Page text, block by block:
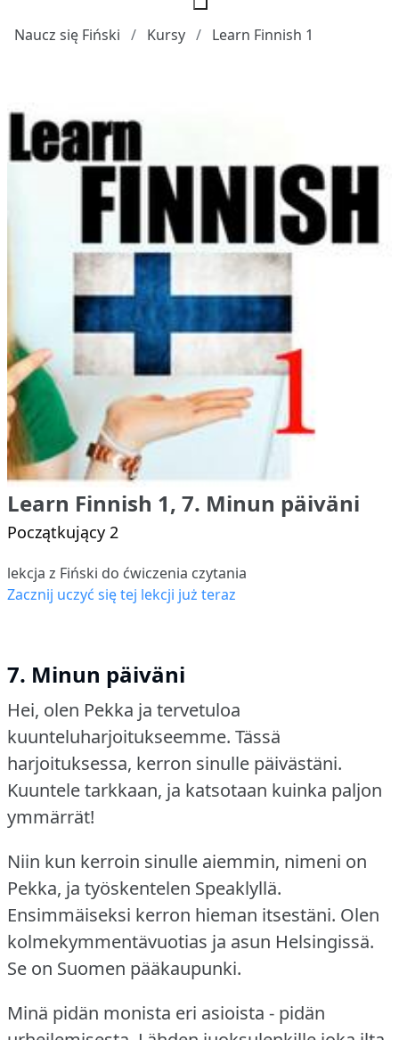
Naucz się Fiński Kursy Learn Finnish 1
Learn Finnish 1, 7. Minun päiväni
Początkujący 2
lekcja z Fiński do ćwiczenia czytania
Zacznij uczyć się tej lekcji już teraz
7. Minun päiväni
Hei, olen Pekka ja tervetuloa
kuunteluharjoitukseemme. Tässä
harjoituksessa, kerron sinulle päivästäni.
Kuuntele tarkkaan, ja katsotaan kuinka paljon
ymmärrät!
Niin kun kerroin sinulle aiemmin, nimeni on
Pekka, ja työskentelen Speaklyllä.
Ensimmäiseksi kerron hieman itsestäni. Olen
kolmekymmentävuotias ja asun Helsingissä.
Se on Suomen pääkaupunki.
Minä pidän monista eri asioista - pidän